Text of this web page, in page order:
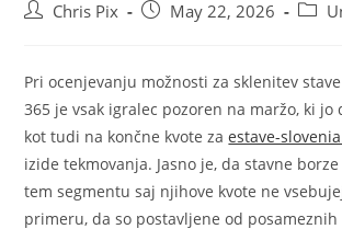
Chris Pix May 22, 2026
Pri ocenjevanju možnosti za sklenitev
365 je vsak igralec pozoren na maržo, ki jo
kot tudi na končne kvote zaestave-
izide tekmovanja. Jasno je, da stavne
tem segmentu saj njihove kvote ne
primeru, da so postavljene od posameznih